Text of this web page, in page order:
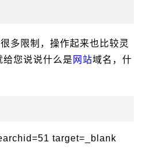
多限制，操作起来也比较灵
您说说什么是 网站域名，什